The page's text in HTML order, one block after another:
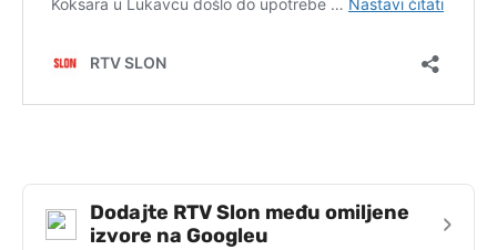
Dodajte RTV Slon među omiljene
izvore na Googleu
›